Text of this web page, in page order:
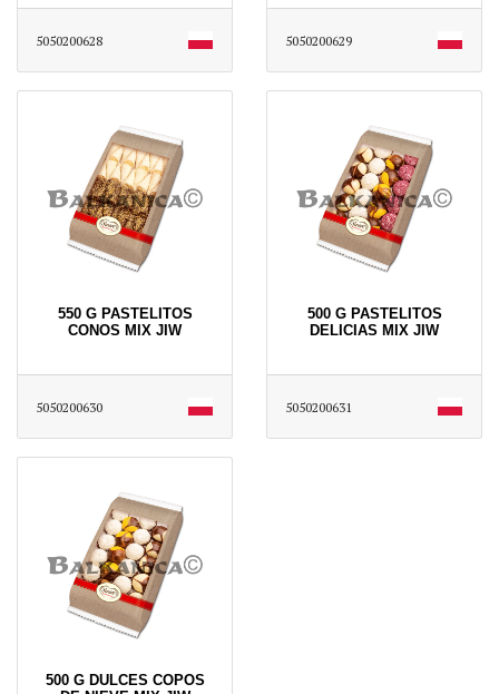
5050200628 5050200629
550 G PASTELITOS
CONOS MIX JIW
5050200630
500 G PASTELITOS
DELICIAS MIX JIW
5050200631
500 G DULCES COPOS